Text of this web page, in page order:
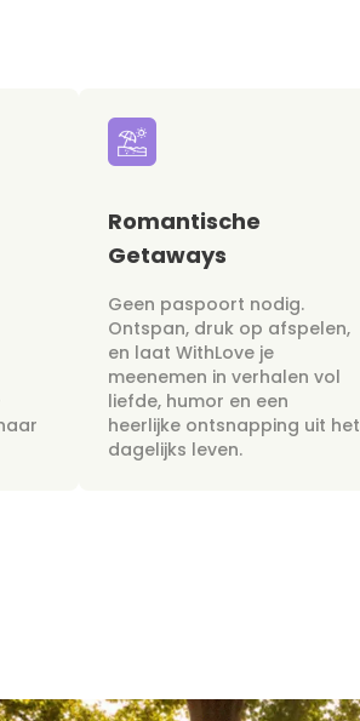
Romantische
Getaways
Geen paspoort nodig.
Ontspan, druk op afspelen,
en laat WithLove je
meenemen in verhalen vol
liefde, humor en een
heerlijke ontsnapping uit het
dagelijks leven.